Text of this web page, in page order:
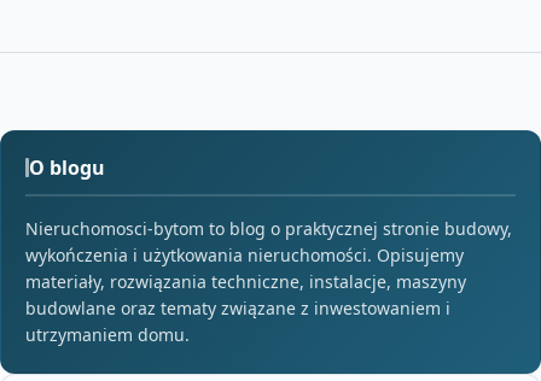
O blogu
Nieruchomosci-bytom to blog o praktycznej stronie budowy,
wykończenia i użytkowania nieruchomości. Opisujemy
materiały, rozwiązania techniczne, instalacje, maszyny
budowlane oraz tematy związane z inwestowaniem i
utrzymaniem domu.